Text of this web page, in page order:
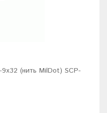
(нить MilDot) SCP-